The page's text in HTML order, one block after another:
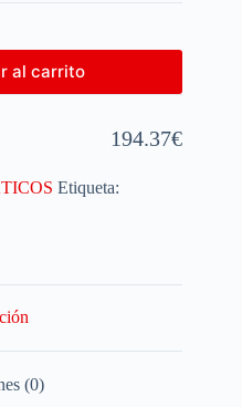
al carrito
194.37€
Etiqueta:
(0)